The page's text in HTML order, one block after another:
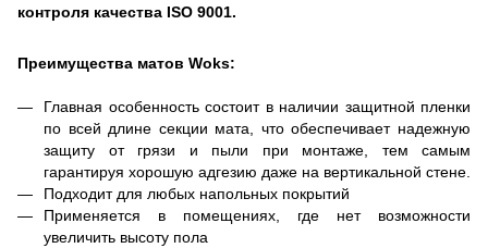
контроля качества ISO 9001.
Преимущества матов Woks:
Главная особенность состоит в наличии защитной пленки
по всей длине секции мата, что обеспечивает надежную
защиту от грязи и пыли при монтаже, тем самым
гарантируя хорошую адгезию даже на вертикальной стене.
Подходит для любых напольных покрытий
Применяется в помещениях, где нет возможности
увеличить высоту пола